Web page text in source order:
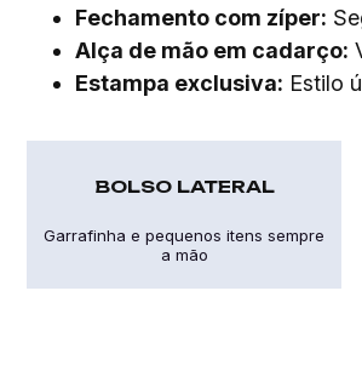
Fechamento com zíper:
Alça de mão em cadarço:
Estampa exclusiva: Estilo
BOLSO LATERAL
Garrafinha e pequenos itens sempre
a mão